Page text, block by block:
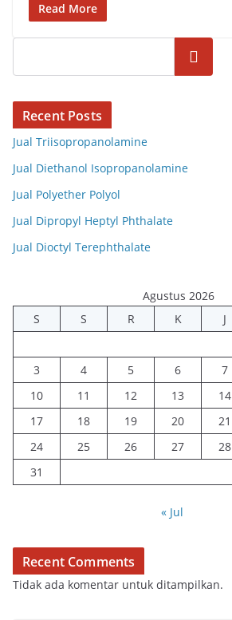
Read More
Cari
Recent Posts
Jual Triisopropanolamine
Jual Diethanol Isopropanolamine
Jual Polyether Polyol
Jual Dipropyl Heptyl Phthalate
Jual Dioctyl Terephthalate
Agustus 2026
S
S R K J
3
4 5 6 7
10
11 12 13 14
17
18 19 20 21
24
25 26 27 28
31
« Jul
Recent Comments
Tidak ada komentar untuk ditampilkan.